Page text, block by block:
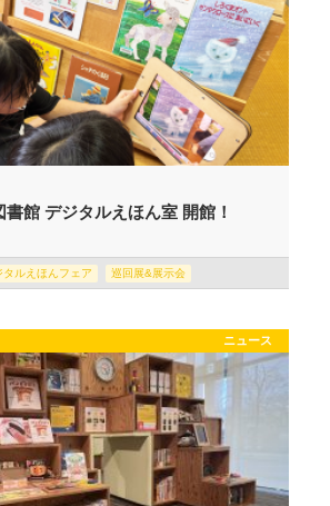
館 デジタルえほん室 開館！
タルえほんフェア 巡回展&展示会
ニュース